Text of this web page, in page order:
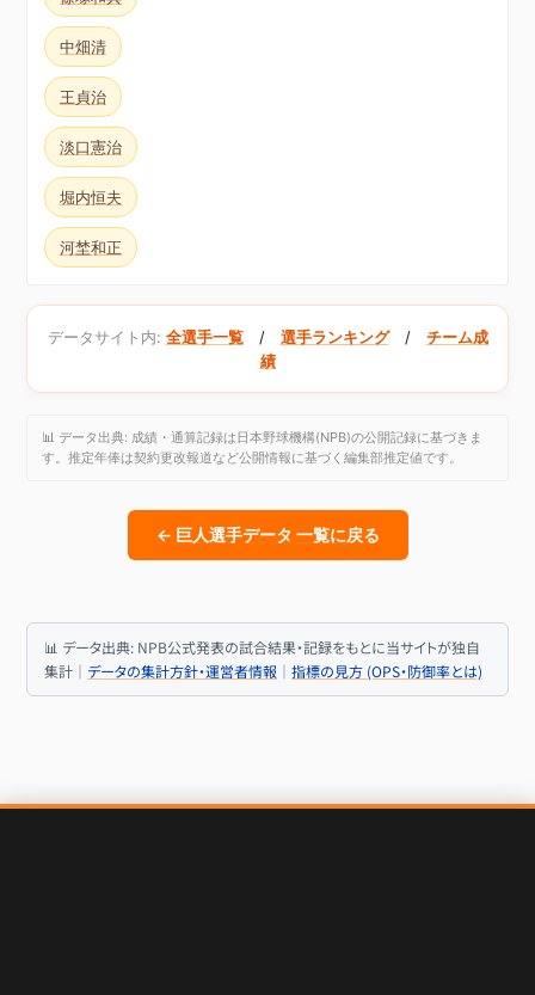
中畑清
王貞治
淡口憲治
堀内恒夫
河埜和正
データサイト内: 全選手一覧/ 選手ランキング/ チーム成
績
📊 データ出典: 成績・通算記録は日本野球機構(NPB)の公開記録に基づきま
す。推定年俸は契約更改報道など公開情報に基づく編集部推定値です。
← 巨人選手データ 一覧に戻る
📊 データ出典: NPB公式発表の試合結果・記録をもとに当サイトが独自
集計｜ データの集計方針・運営者情報 ｜ 指標の見方 (OPS・防御率とは)